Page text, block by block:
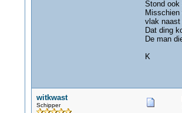
Stond ook
vlak naast
Dat ding
De man
K
witkwast
Schipper